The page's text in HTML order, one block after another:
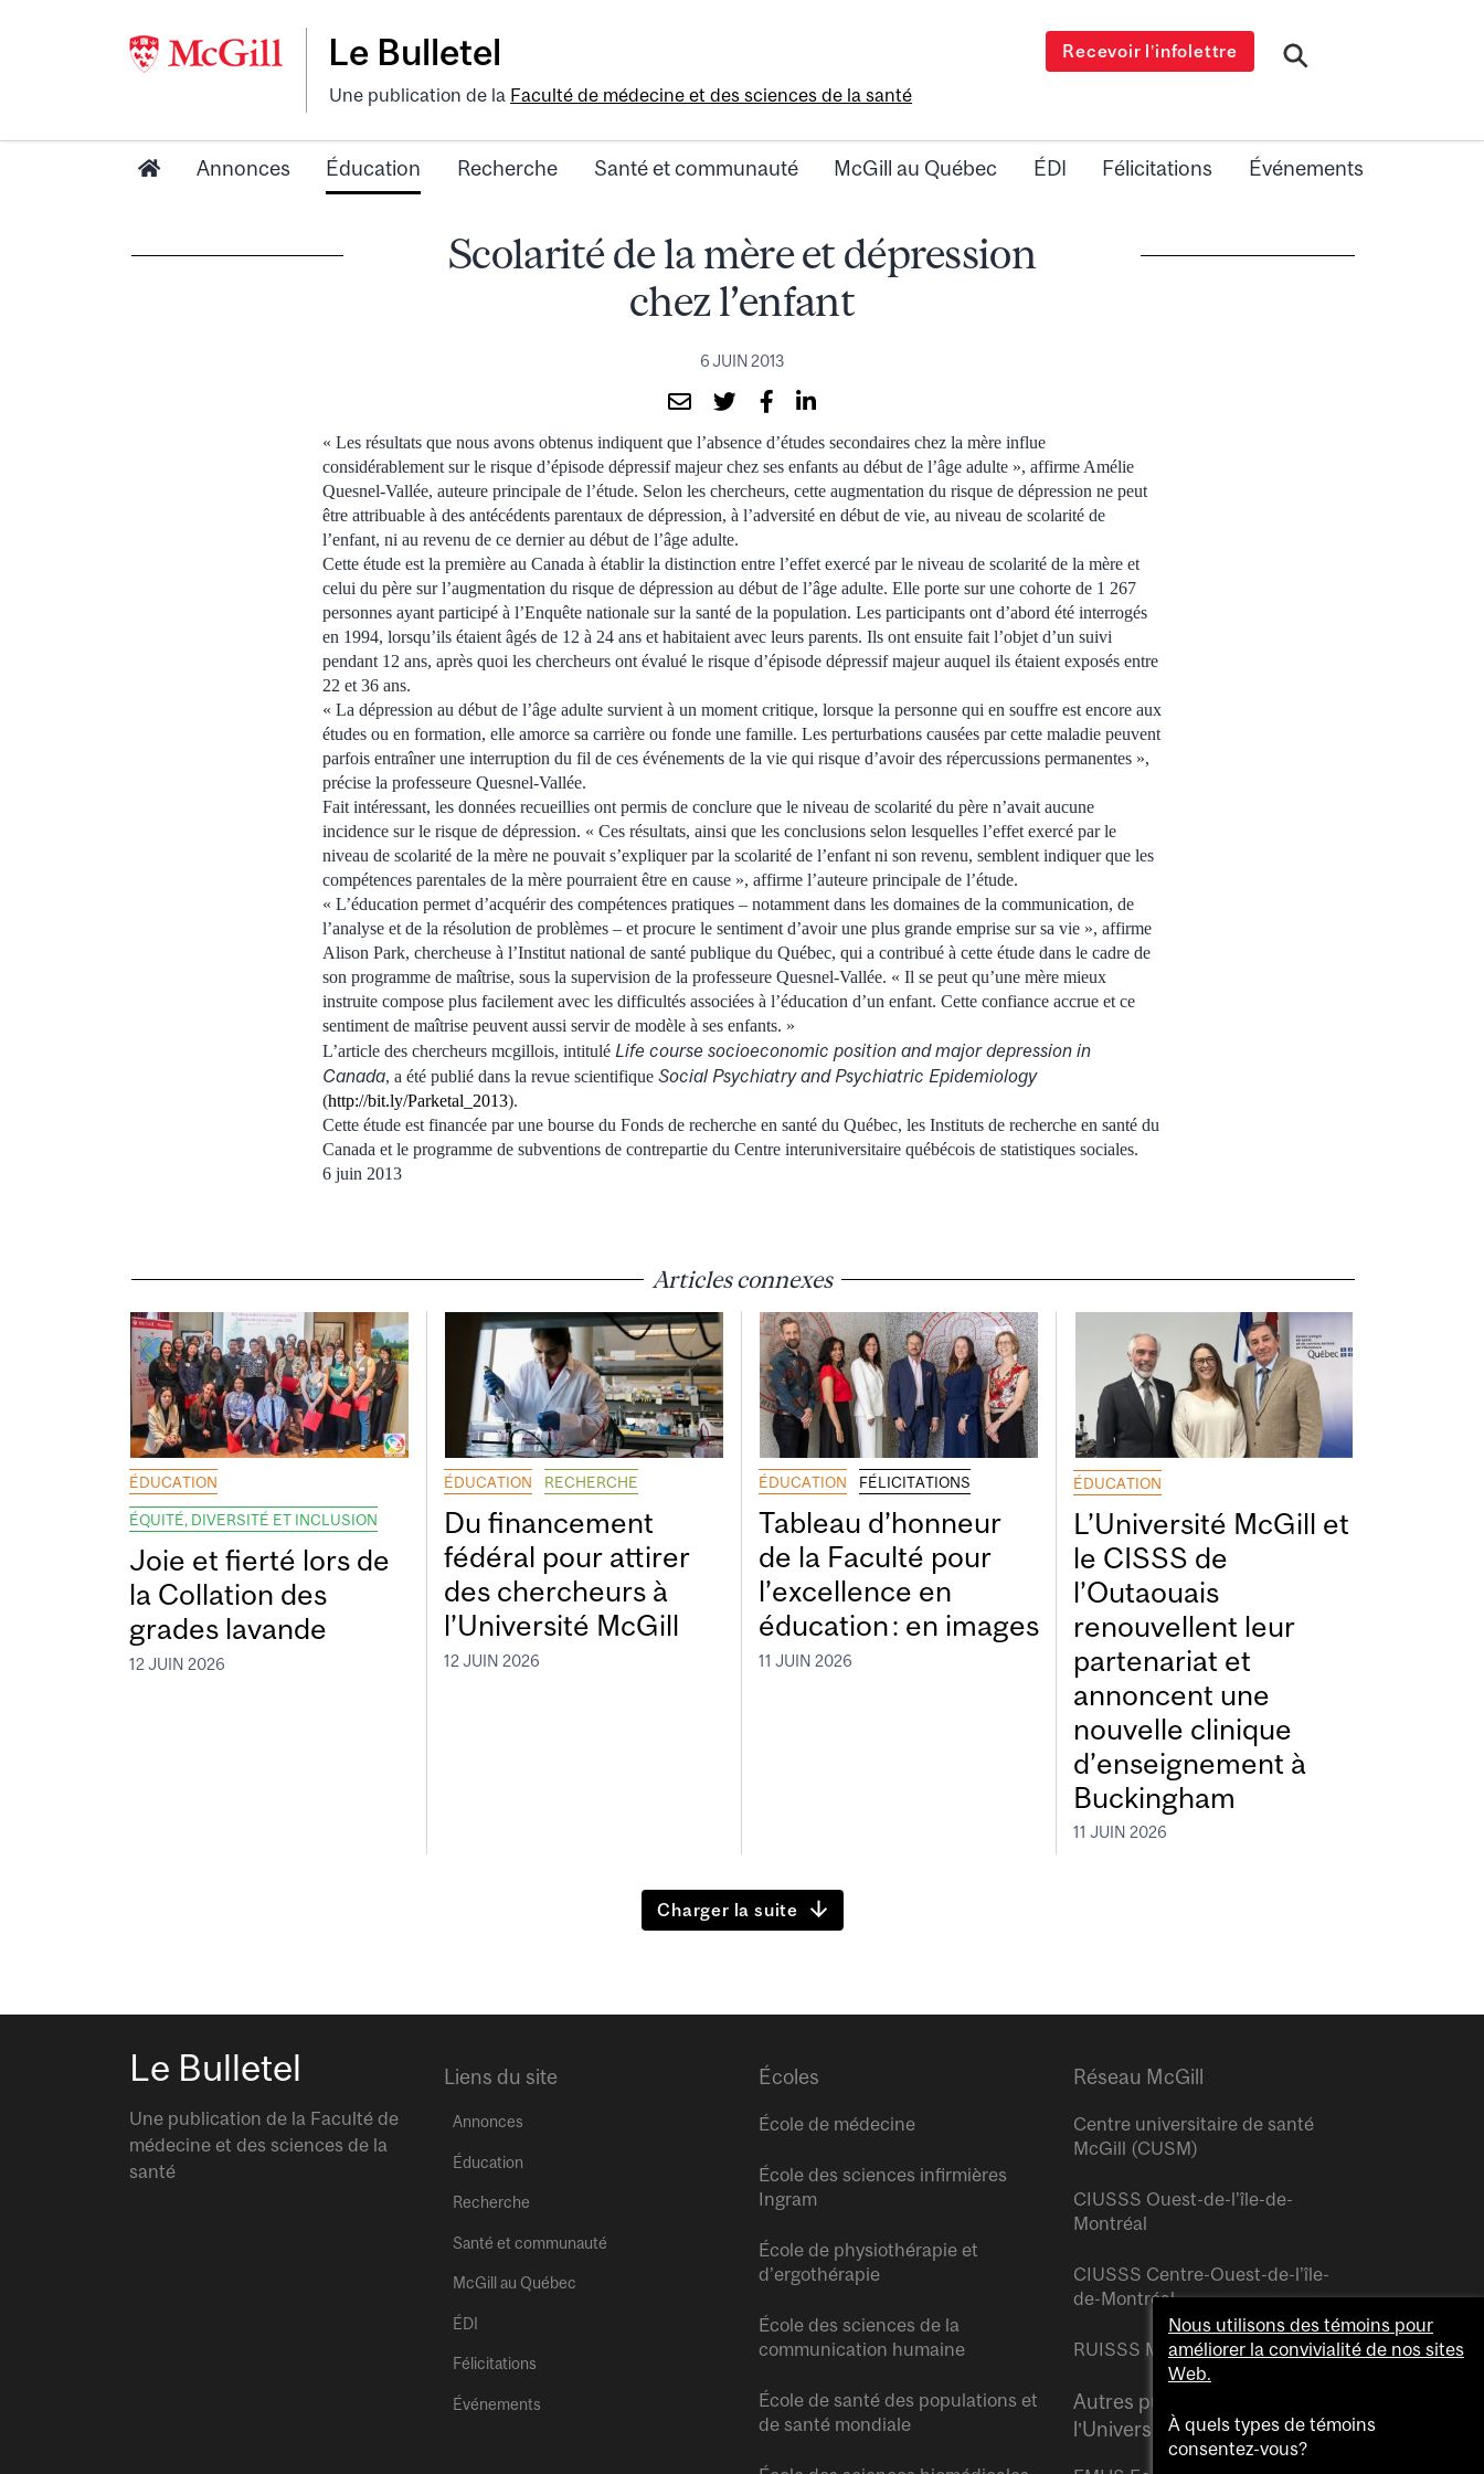
Le Bulletel
Une publication de la Faculté de médecine et des sciences de la santé
Recevoir l’infolettre
Annonces Éducation Recherche Santé et communauté McGill au Québec ÉDI Félicitations Événements
Scolarité de la mère et dépression
chez l’enfant
6 JUIN 2013
« Les résultats que nous avons obtenus indiquent que l’absence d’études secondaires chez la mère influe
considérablement sur le risque d’épisode dépressif majeur chez ses enfants au début de l’âge adulte », affirme Amélie
Quesnel-Vallée, auteure principale de l’étude. Selon les chercheurs, cette augmentation du risque de dépression ne peut
être attribuable à des antécédents parentaux de dépression, à l’adversité en début de vie, au niveau de scolarité de
l’enfant, ni au revenu de ce dernier au début de l’âge adulte.
Cette étude est la première au Canada à établir la distinction entre l’effet exercé par le niveau de scolarité de la mère et
celui du père sur l’augmentation du risque de dépression au début de l’âge adulte. Elle porte sur une cohorte de 1 267
personnes ayant participé à l’Enquête nationale sur la santé de la population. Les participants ont d’abord été interrogés
en 1994, lorsqu’ils étaient âgés de 12 à 24 ans et habitaient avec leurs parents. Ils ont ensuite fait l’objet d’un suivi
pendant 12 ans, après quoi les chercheurs ont évalué le risque d’épisode dépressif majeur auquel ils étaient exposés entre
22 et 36 ans.
« La dépression au début de l’âge adulte survient à un moment critique, lorsque la personne qui en souffre est encore aux
études ou en formation, elle amorce sa carrière ou fonde une famille. Les perturbations causées par cette maladie peuvent
parfois entraîner une interruption du fil de ces événements de la vie qui risque d’avoir des répercussions permanentes »,
précise la professeure Quesnel-Vallée.
Fait intéressant, les données recueillies ont permis de conclure que le niveau de scolarité du père n’avait aucune
incidence sur le risque de dépression. « Ces résultats, ainsi que les conclusions selon lesquelles l’effet exercé par le
niveau de scolarité de la mère ne pouvait s’expliquer par la scolarité de l’enfant ni son revenu, semblent indiquer que les
compétences parentales de la mère pourraient être en cause », affirme l’auteure principale de l’étude.
« L’éducation permet d’acquérir des compétences pratiques ‒ notamment dans les domaines de la communication, de
l’analyse et de la résolution de problèmes ‒ et procure le sentiment d’avoir une plus grande emprise sur sa vie », affirme
Alison Park, chercheuse à l’Institut national de santé publique du Québec, qui a contribué à cette étude dans le cadre de
son programme de maîtrise, sous la supervision de la professeure Quesnel-Vallée. « Il se peut qu’une mère mieux
instruite compose plus facilement avec les difficultés associées à l’éducation d’un enfant. Cette confiance accrue et ce
sentiment de maîtrise peuvent aussi servir de modèle à ses enfants. »
L’article des chercheurs mcgillois, intitulé Life course socioeconomic position and major depression in
Canada, a été publié dans la revue scientifique Social Psychiatry and Psychiatric Epidemiology
(http://bit.ly/Parketal_2013).
Cette étude est financée par une bourse du Fonds de recherche en santé du Québec, les Instituts de recherche en santé du
Canada et le programme de subventions de contrepartie du Centre interuniversitaire québécois de statistiques sociales.
6 juin 2013
Articles connexes
ÉDUCATION
ÉQUITÉ, DIVERSITÉ ET INCLUSION
Joie et fierté lors de
la Collation des
grades lavande
12 JUIN 2026
ÉDUCATION RECHERCHE
Du financement
fédéral pour attirer
des chercheurs à
l’Université McGill
12 JUIN 2026
ÉDUCATION FÉLICITATIONS
Tableau d’honneur
de la Faculté pour
l’excellence en
éducation : en images
11 JUIN 2026
ÉDUCATION
L’Université McGill et
le CISSS de
l’Outaouais
renouvellent leur
partenariat et
annoncent une
nouvelle clinique
d’enseignement à
Buckingham
11 JUIN 2026
Charger la suite
Le Bulletel
Une publication de la Faculté de
médecine et des sciences de la
santé
Liens du site
Annonces
Éducation
Recherche
Santé et communauté
McGill au Québec
ÉDI
Félicitations
Événements
Écoles
École de médecine
École des sciences infirmières
Ingram
École de physiothérapie et
d’ergothérapie
École des sciences de la
communication humaine
École de santé des populations et
de santé mondiale
Réseau McGill
Centre universitaire de santé
McGill (CUSM)
CIUSSS Ouest-de-l’île-de-
Montréal
CIUSSS Centre-Ouest-de-l’île-
de-Montréal
RUISSS McGill
Autres publications de
l’Université McGill
Nous utilisons des témoins pour
améliorer la convivialité de nos sites
Web.
À quels types de témoins
consentez-vous?